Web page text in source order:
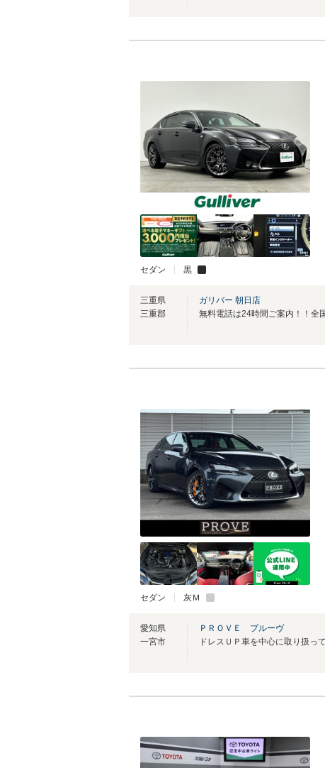
セダン 黒
三重県
三重郡
ガリバー 朝日店
セダン 灰Ｍ
愛知県
一宮市
ＰＲＯＶＥ プルーヴ